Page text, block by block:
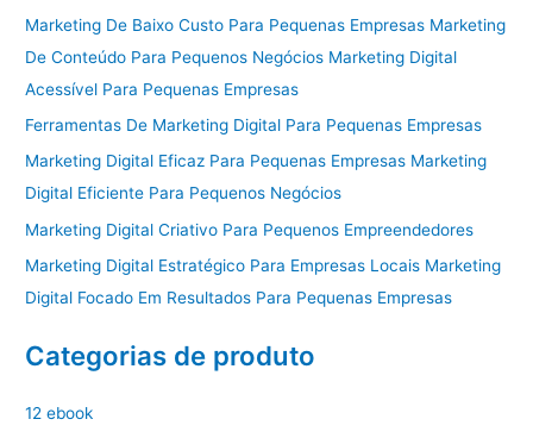
Marketing De Baixo Custo Para Pequenas Empresas Marketing
De Conteúdo Para Pequenos Negócios Marketing Digital
Acessível Para Pequenas Empresas
Ferramentas De Marketing Digital Para Pequenas Empresas
Marketing Digital Eficaz Para Pequenas Empresas Marketing
Digital Eficiente Para Pequenos Negócios
Marketing Digital Criativo Para Pequenos Empreendedores
Marketing Digital Estratégico Para Empresas Locais Marketing
Digital Focado Em Resultados Para Pequenas Empresas
Categorias de produto
12 ebook